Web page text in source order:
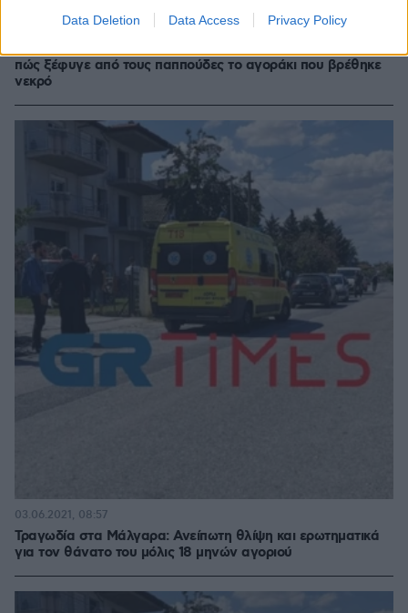
Data Deletion Data Access Privacy Policy
Εισαγγελέας για την τραγωδία στα Μάλγαρα: Άγνωστο
πώς ξέφυγε από τους παππούδες το αγοράκι που βρέθηκε
νεκρό
02.06.2021, 19:16
Τραγωδία στα Μάλγαρα: Ανείπωτη θλίψη και ερωτηματικά
για τον θάνατο του μόλις 18 μηνών αγοριού
03.06.2021, 08:57